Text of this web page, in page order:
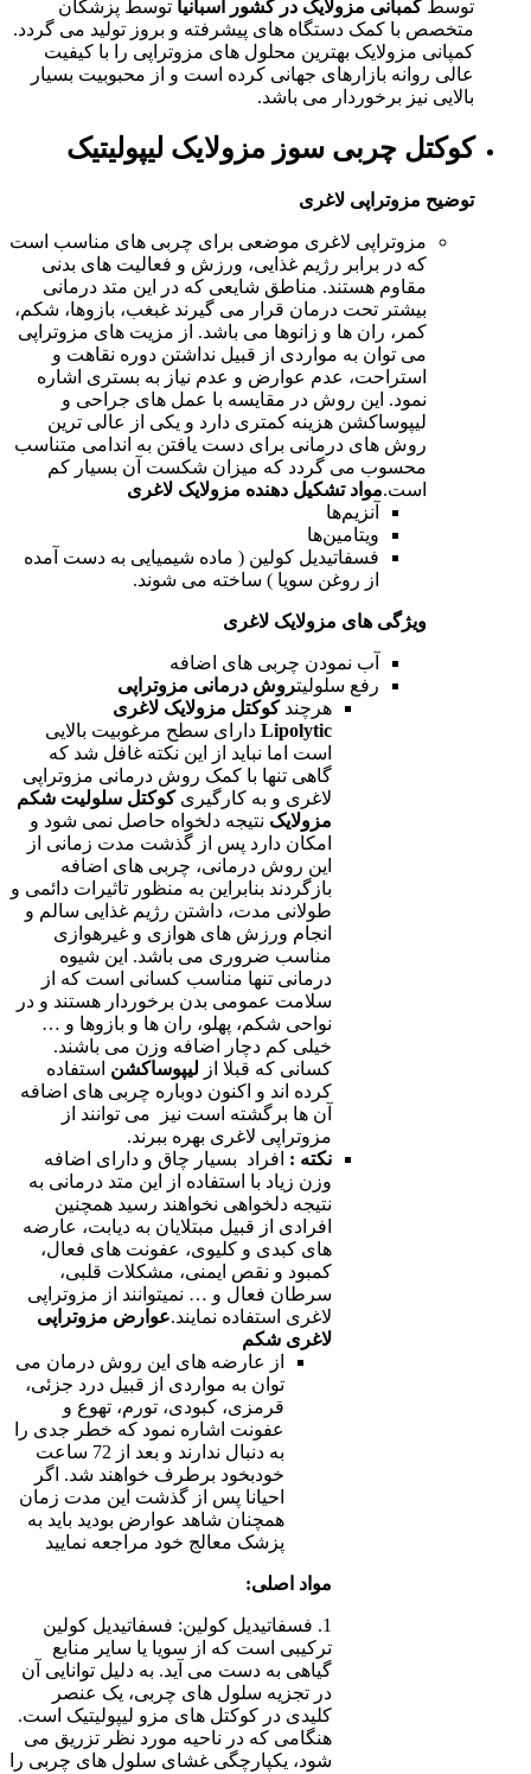
توسط کمبانی مزولایک در کشور اسبانیا توسط پزشکان
متخصص با کمک دستگاه های پیشرفته و بروز تولید می گردد.
کمپانی مزولایک بهترین محلول های مزوتراپی را با کیفیت
عالی روانه بازارهای جهانی کرده است و از محبوبیت بسیار
بالایی نیز برخوردار می باشد.
کوکتل چربی سوز مزولایک لیپولیتیک
توضیح مزوتراپی لاغری
مزوتراپی لاغری موضعی برای چربی های مناسب است
که در برابر رژیم غذایی، ورزش و فعالیت های بدنی
مقاوم هستند. مناطق شایعی که در این متد درمانی
بیشتر تحت درمان قرار می گیرند غبغب، بازوها، شکم،
کمر، ران ها و زانوها می باشد. از مزیت های مزوتراپی
می توان به مواردی از قبیل نداشتن دوره نقاهت و
استراحت، عدم عوارض و عدم نیاز به بستری اشاره
نمود. این روش در مقایسه با عمل های جراحی و
لیپوساکشن هزینه کمتری دارد و یکی از عالی ترین
روش های درمانی برای دست یافتن به اندامی متناسب
محسوب می گردد که میزان شکست آن بسیار کم
است.مواد تشکیل دهنده مزولایک لاغری
آنزیم‌ها
ویتامین‌ها
فسفاتیدیل کولین ( ماده شیمیایی به دست آمده
از روغن سویا ) ساخته می شوند.
ویژگی های مزولایک لاغری
آب نمودن چربی های اضافه
رفع سلولیتروش درمانی مزوتراپی
هرچند کوکتل مزولایک لاغری
Lipolytic دارای سطح مرغوبیت بالایی
است اما نباید از این نکته غافل شد که
گاهی تنها با کمک روش درمانی مزوتراپی
لاغری و به کارگیریکوکتل سلولیت شکم
مزولایک نتیجه دلخواه حاصل نمی شود و
امکان دارد پس از گذشت مدت زمانی از
این روش درمانی، چربی های اضافه
بازگردند بنابراین به منظور تاثیرات دائمی و
طولانی مدت، داشتن رژیم غذایی سالم و
انجام ورزش های هوازی و غیرهوازی
مناسب ضروری می باشد. این شیوه
درمانی تنها مناسب کسانی است که از
سلامت عمومی بدن برخوردار هستند و در
نواحی شکم، پهلو، ران ها و بازوها و …
خیلی کم دچار اضافه وزن می باشند.
کسانی که قبلا از لیپوساکشن استفاده
کرده اند و اکنون دوباره چربی های اضافه
آن ها برگشته است نیز می توانند از
مزوتراپی لاغری بهره ببرند.
نکته : افراد بسیار چاق و دارای اضافه
وزن زیاد با استفاده از این متد درمانی به
نتیجه دلخواهی نخواهند رسید همچنین
افرادی از قبیل مبتلایان به دیابت، عارضه
های کبدی و کلیوی، عفونت های فعال،
کمبود و نقص ایمنی، مشکلات قلبی،
سرطان فعال و … نمیتوانند از مزوتراپی
لاغری استفاده نمایند.عوارض مزوتراپی
لاغری شکم
از عارضه های این روش درمان می‌
توان به مواردی از قبیل درد جزئی،
قرمزی، کبودی، تورم، تهوع و
عفونت اشاره نمود که خطر جدی را
به دنبال ندارند و بعد از 72 ساعت
خودبخود برطرف خواهند شد. اگر
احیانا پس از گذشت این مدت زمان
همچنان شاهد عوارض بودید باید به
پزشک معالج خود مراجعه نمایید
مواد اصلی:
1. فسفاتیدیل کولین: فسفاتیدیل کولین
ترکیبی است که از سویا یا سایر منابع
گیاهی به دست می آید. به دلیل توانایی آن
در تجزیه سلول های چربی، یک عنصر
کلیدی در کوکتل های مزو لیپولیتیک است.
هنگامی که در ناحیه مورد نظر تزریق می
شود، یکپارچگی غشای سلول های چربی را